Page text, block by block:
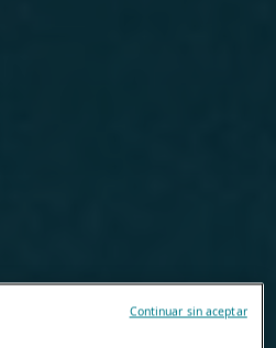
Continuar sin aceptar